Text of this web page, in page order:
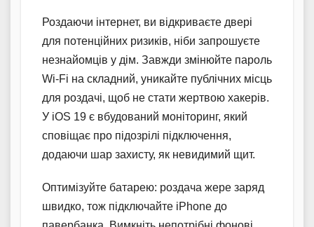
Роздаючи інтернет, ви відкриваєте двері
для потенційних ризиків, ніби запрошуєте
незнайомців у дім. Завжди змінюйте пароль
Wi-Fi на складний, уникайте публічних місць
для роздачі, щоб не стати жертвою хакерів.
У iOS 19 є вбудований моніторинг, який
сповіщає про підозрілі підключення,
додаючи шар захисту, як невидимий щит.
Оптимізуйте батарею: роздача жере заряд
швидко, тож підключайте iPhone до